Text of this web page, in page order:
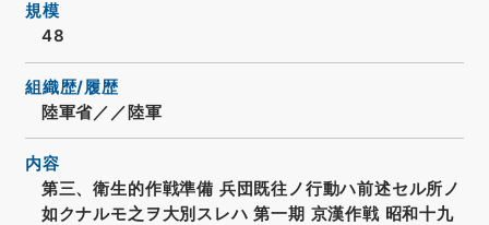
規模
48
組織歴/履歴
陸軍省／／陸軍
内容
第三、衛生的作戦準備 兵団既往ノ行動ハ前述セル所ノ
如クナルモ之ヲ大別スレハ 第一期 京漢作戦 昭和十九